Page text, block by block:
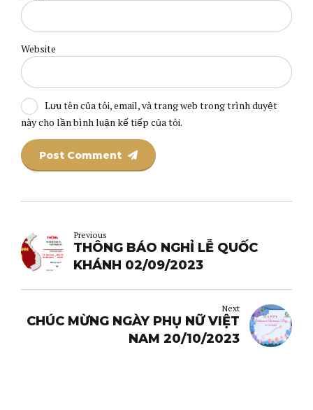
Website
Lưu tên của tôi, email, và trang web trong trình duyệt
này cho lần bình luận kế tiếp của tôi.
Post Comment
Previous
THÔNG BÁO NGHỈ LỄ QUỐC
KHÁNH 02/09/2023
Next
CHÚC MỪNG NGÀY PHỤ NỮ VIỆT
NAM 20/10/2023